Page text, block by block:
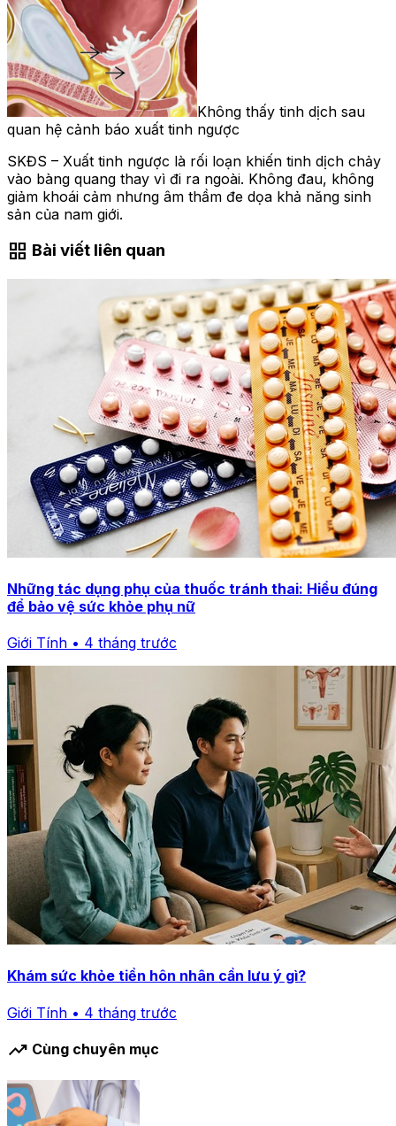
Không thấy tinh dịch sau
quan hệ cảnh báo xuất tinh ngược
SKĐS – Xuất tinh ngược là rối loạn khiến tinh dịch chảy
vào bàng quang thay vì đi ra ngoài. Không đau, không
giảm khoái cảm nhưng âm thầm đe dọa khả năng sinh
sản của nam giới.
grid_view Bài viết liên quan
Những tác dụng phụ của thuốc tránh thai: Hiểu đúng
để bảo vệ sức khỏe phụ nữ
Giới Tính • 4 tháng trước
Khám sức khỏe tiền hôn nhân cần lưu ý gì?
Giới Tính • 4 tháng trước
trending_up Cùng chuyên mục